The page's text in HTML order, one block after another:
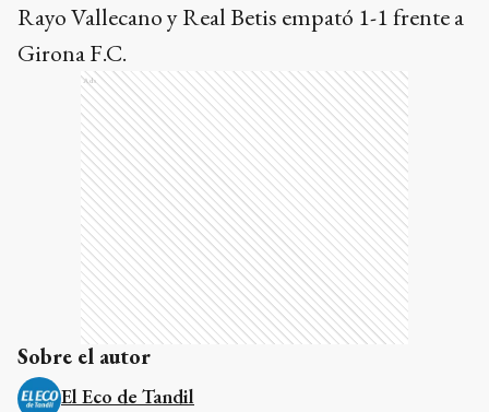
Rayo Vallecano y Real Betis empató 1-1 frente a
Girona F.C.
Ads
Sobre el autor
El Eco de Tandil